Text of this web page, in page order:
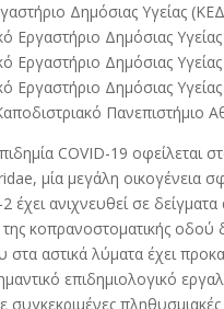
Δημόσιας Υγείας
Εργαστήριο Δημόσιας
Εργαστήριο Δημόσιας
Εργαστήριο Δημόσιας
COVID-19 οφείλεται
μία μεγάλη οικογένεια
2 έχει ανιχνευθεί σε
κοπρανοστοματικής οδού
στα αστικά λύματα έχει
επιδημιολογικό
συγκεκριμένες